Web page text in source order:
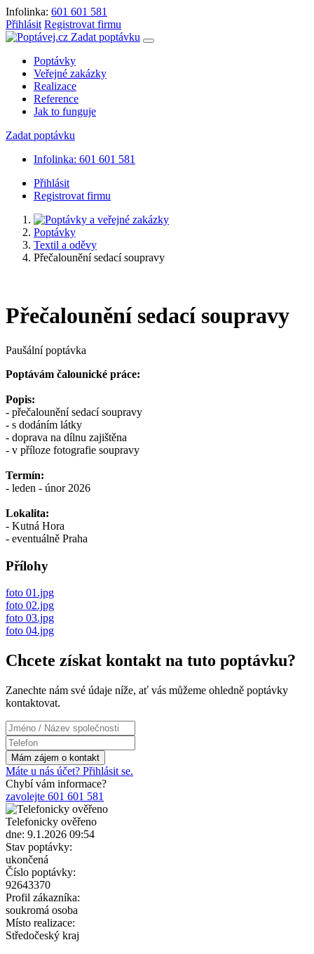
Infolinka: 601 601 581
Přihlásit Registrovat firmu
Zadat poptávku
Poptávky
Veřejné zakázky
Realizace
Reference
Jak to funguje
Zadat poptávku
Infolinka: 601 601 581
Přihlásit
Registrovat firmu
Poptávky
Textil a oděvy
Přečalounění sedací soupravy
Přečalounění sedací soupravy
Paušální poptávka
Poptávám čalounické práce:
Popis:
- přečalounění sedací soupravy
- s dodáním látky
- doprava na dílnu zajištěna
- v příloze fotografie soupravy
Termín:
- leden - únor 2026
Lokalita:
- Kutná Hora
- eventuálně Praha
Přílohy
foto 01.jpg
foto 02.jpg
foto 03.jpg
foto 04.jpg
Chcete získat kontakt na tuto poptávku?
Zanechte nám své údaje níže, ať vás můžeme ohledně poptávky
kontaktovat.
Máte u nás účet? Přihlásit se.
Chybí vám informace?
zavolejte 601 601 581
Telefonicky ověřeno
dne: 9.1.2026 09:54
Stav poptávky:
ukončená
Číslo poptávky:
92643370
Profil zákazníka:
soukromá osoba
Místo realizace:
Středočeský kraj